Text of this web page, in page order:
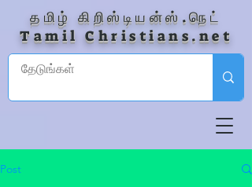
தமிழ் கிறிஸ்டியன்ஸ்.நெட்
Tamil Christians.net
Post